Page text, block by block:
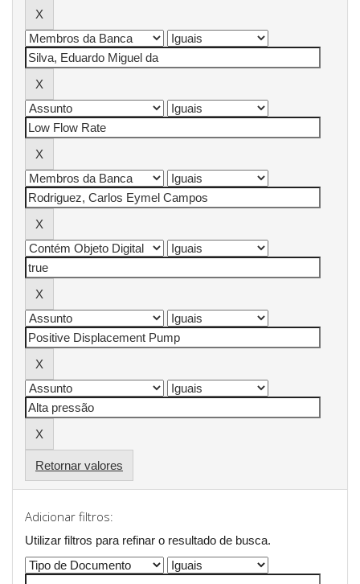
Retornar valores
Adicionar filtros:
Utilizar filtros para refinar o resultado de busca.